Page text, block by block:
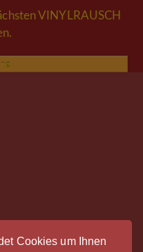
Cookies um Ihnen
VINYLRAUSCH